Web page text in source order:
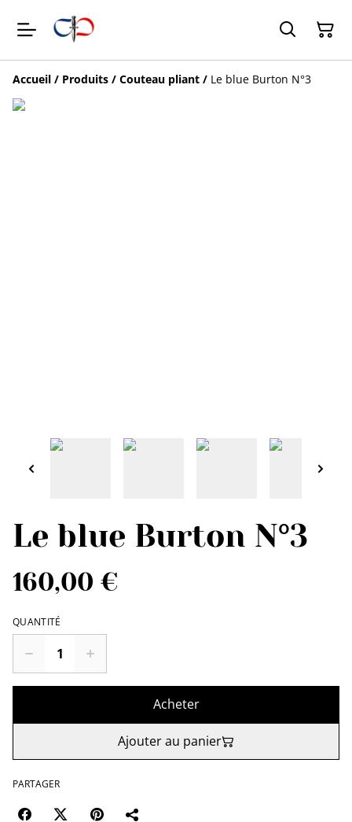
Accueil / Produits / Couteau pliant / Le blue Burton N°3
Le blue Burton N°3
160,00 €
QUANTITÉ
Acheter
Ajouter au panier
PARTAGER